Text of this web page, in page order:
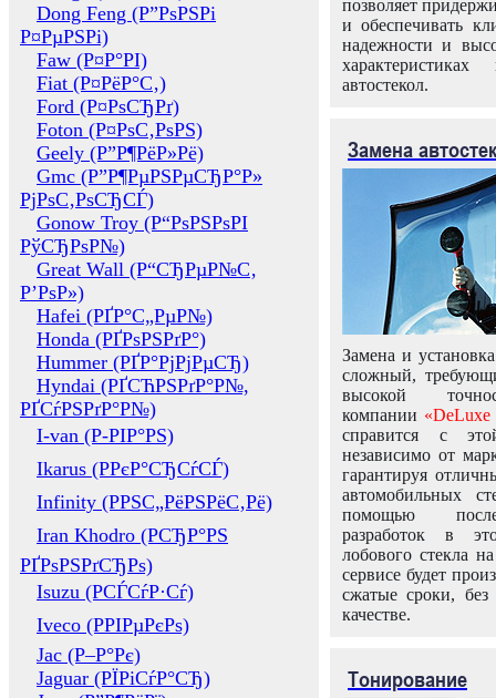
Dong Feng (Р”РѕРЅРі
Р¤РµРЅРі)
Faw (Р¤Р°РІ)
Fiat (Р¤РёР°С‚)
Ford (Р¤РѕСЂРґ)
Foton (Р¤РѕС‚РѕРЅ)
Geely (Р”Р¶РёР»Рё)
Gmc (Р”Р¶РµРЅРµСЂР°Р»
РјРѕС‚РѕСЂСЃ)
Gonow Troy (Р“РѕРЅРѕРІ
РўСЂРѕР№)
Great Wall (Р“СЂРµР№С‚
Р’РѕР»)
Hafei (РҐР°С„РµР№)
Honda (РҐРѕРЅРґР°)
Hummer (РҐР°РјРјРµСЂ)
Hyndai (РҐСЋРЅРґР°Р№,
РҐСѓРЅРґР°Р№)
I-van (Р-РІР°РЅ)
Ikarus (РРєР°СЂСѓСЃ)
Infinity (РРЅС„РёРЅРёС‚Рё)
Iran Khodro (РСЂР°РЅ
РҐРѕРЅРґСЂРѕ)
Isuzu (РСЃСѓР·Сѓ)
Iveco (РРІРµРєРѕ)
Jac (Р–Р°Рє)
Jaguar (РЇРіСѓР°СЂ)
позволяет
и обеспечивать
надежности и
автостекол.
Замена
Замена и
сложный,
высокой
компании «DeLuxe
справится с
независимо от
гарантируя
автомобильных
помощью
разработок в
лобового стекла
сервисе будет
сжатые сроки,
качестве.
Тонирование